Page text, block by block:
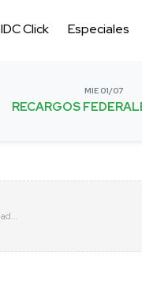
IDC Click Especiales
MIE 01/07
RECARGOS